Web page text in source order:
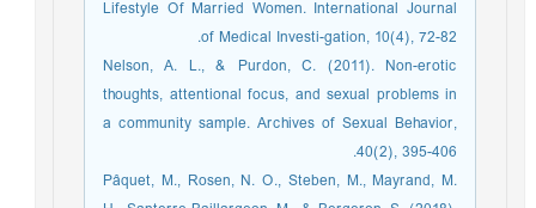
Lifestyle Of Married Women. International Journal
of Medical Investi-gation, 10(4), 72-82.
Nelson, A. L., & Purdon, C. (2011). Non-erotic
thoughts, attentional focus, and sexual problems in
a community sample. Archives of Sexual Behavior,
40(2), 395-406.
Pâquet, M., Rosen, N. O., Steben, M., Mayrand, M.